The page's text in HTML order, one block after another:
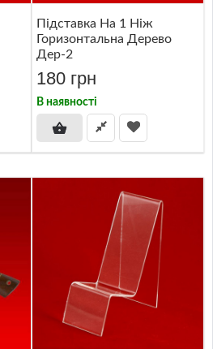
Підставка На 1 Ніж
Горизонтальна Дерево
Дер-2
180 грн
В наявності